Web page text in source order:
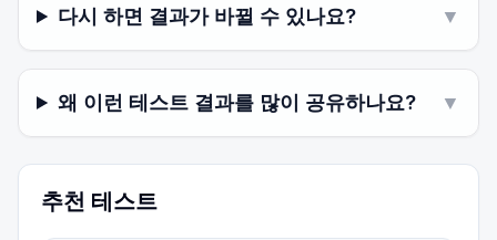
다시 하면 결과가 바뀔 수 있나요? ▼
왜 이런 테스트 결과를 많이 공유하나요? ▼
추천 테스트